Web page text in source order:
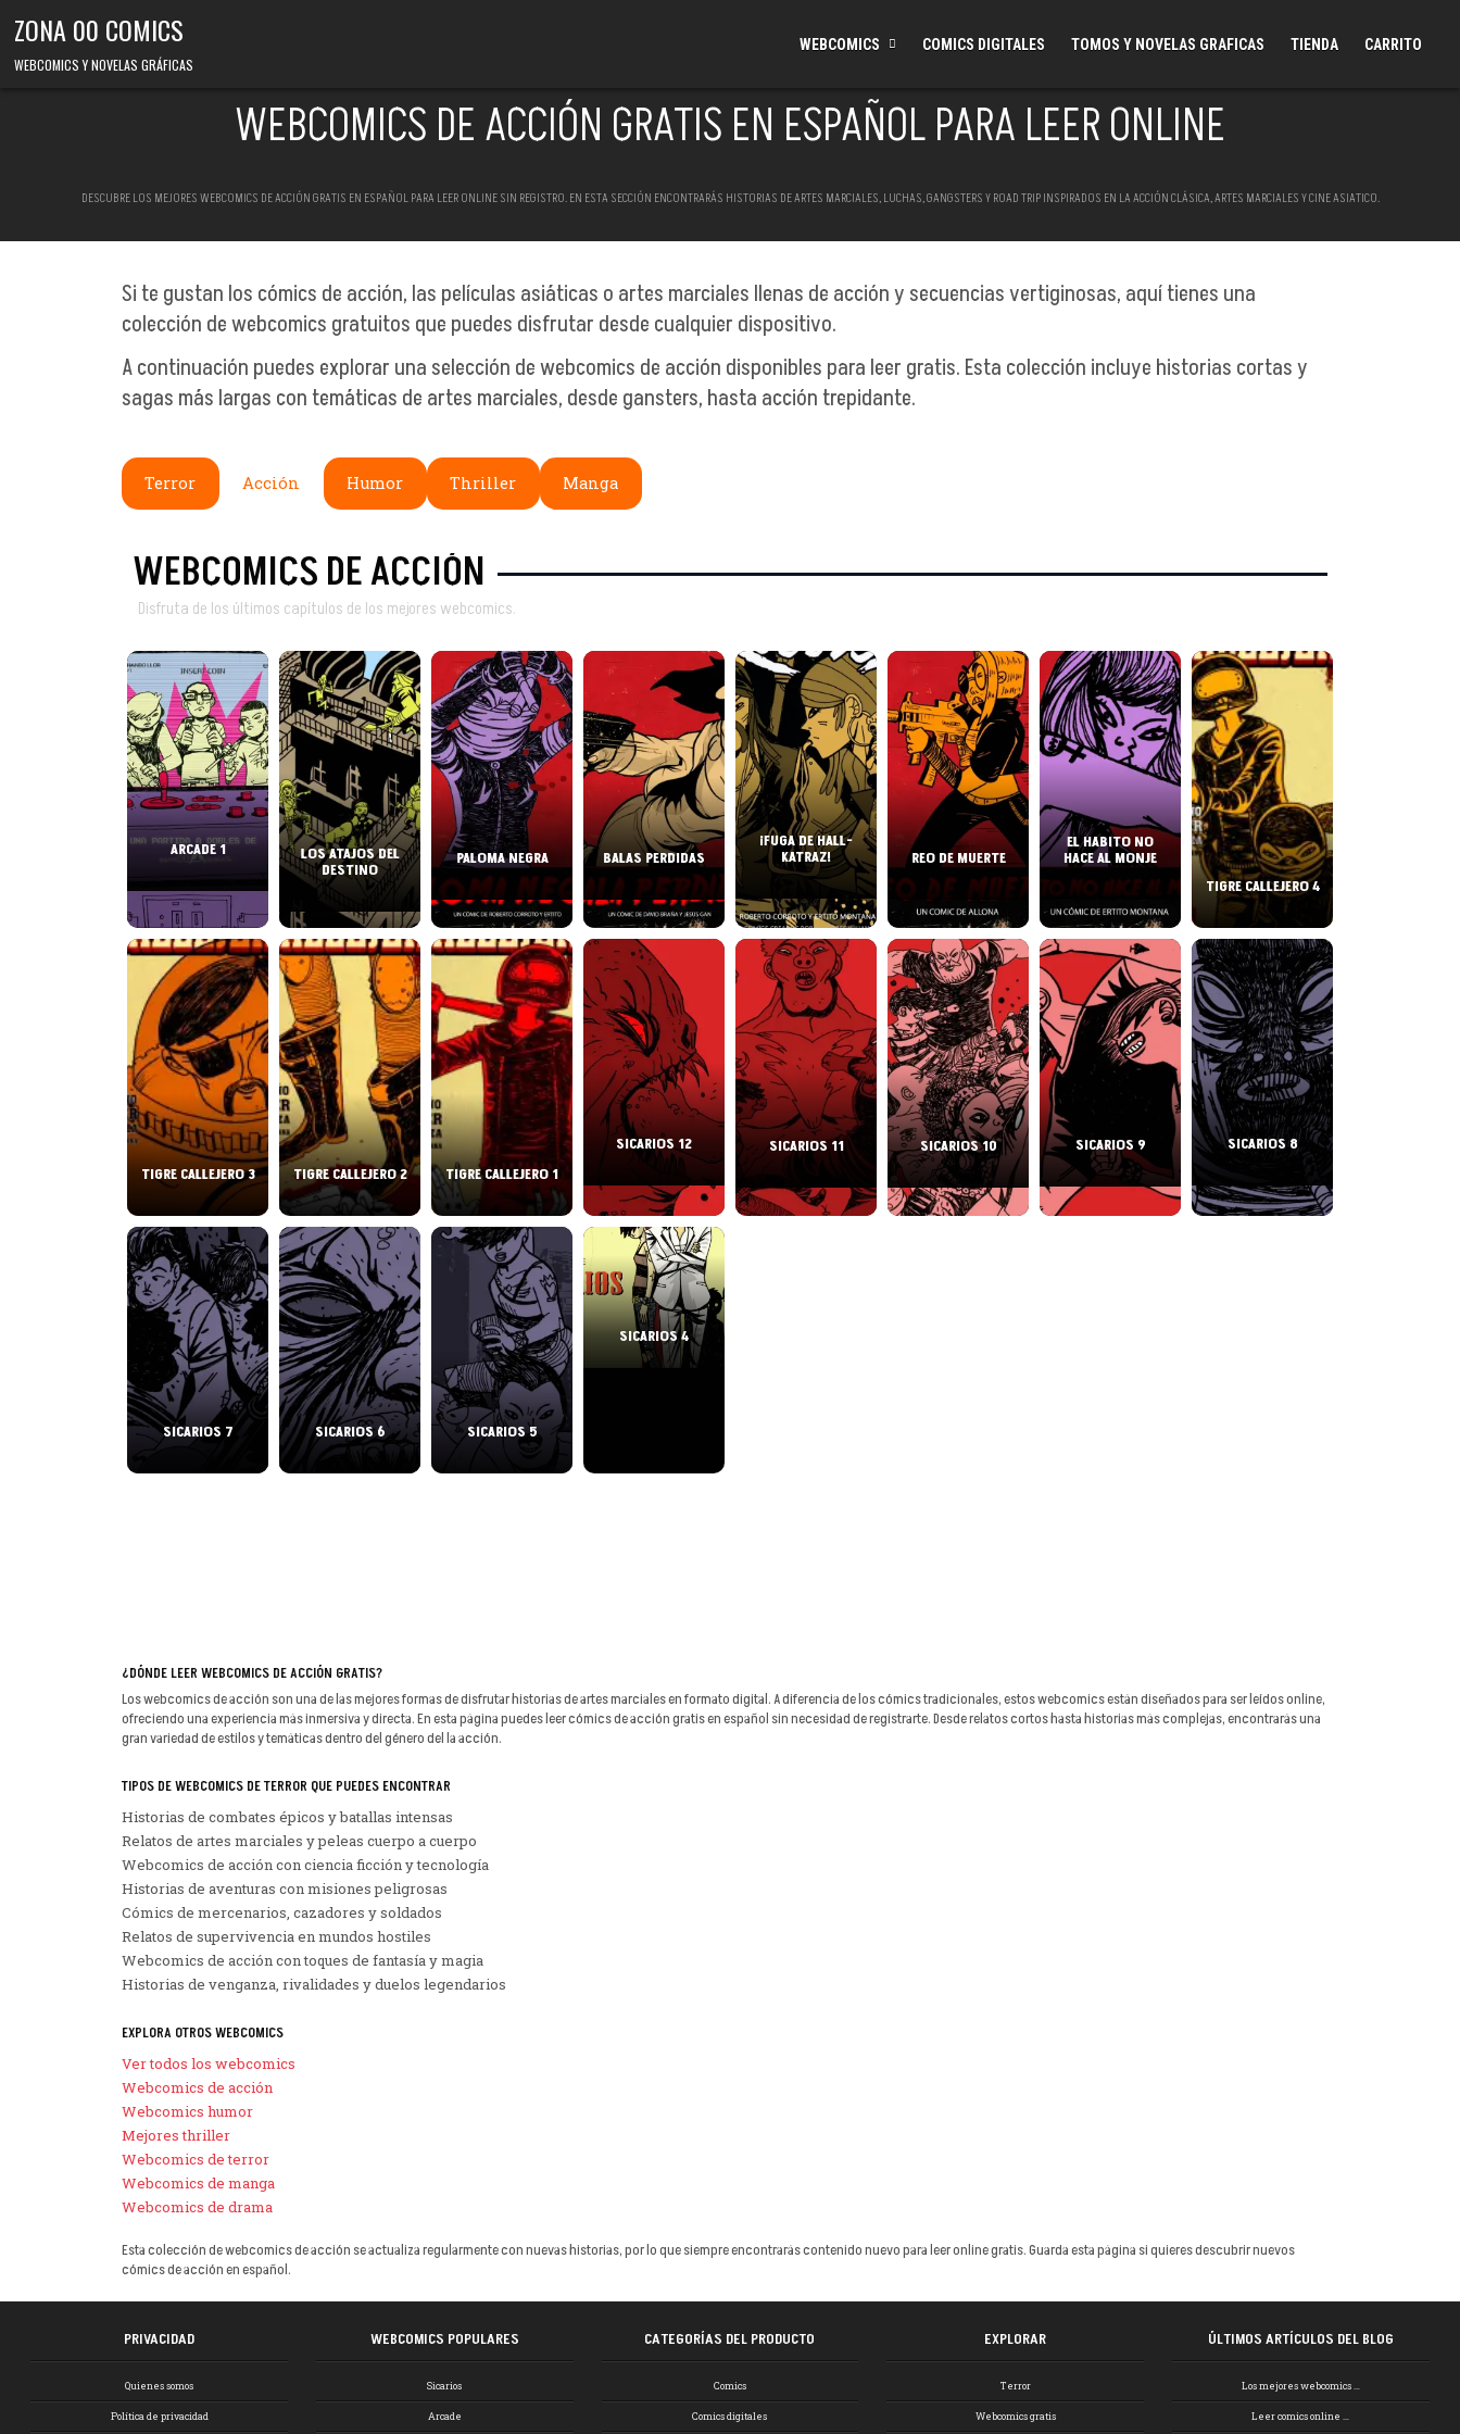
ZONA 00 COMICS
WEBCOMICS Y NOVELAS GRÁFICAS
WEBCOMICS COMICS DIGITALES TOMOS Y NOVELAS GRAFICAS TIENDA CARRITO
WEBCOMICS DE ACCIÓN GRATIS EN ESPAÑOL PARA LEER ONLINE
DESCUBRE LOS MEJORES WEBCOMICS DE ACCIÓN GRATIS EN ESPAÑOL PARA LEER ONLINE SIN REGISTRO. EN ESTA SECCIÓN ENCONTRARÁS HISTORIAS DE ARTES MARCIALES, LUCHAS, GANGSTERS Y ROAD TRIP INSPIRADOS EN LA ACCIÓN CLÁSICA, ARTES MARCIALES Y CINE ASIATICO.
Si te gustan los cómics de acción, las películas asiáticas o artes marciales llenas de acción y secuencias vertiginosas, aquí tienes una
colección de webcomics gratuitos que puedes disfrutar desde cualquier dispositivo.
A continuación puedes explorar una selección de webcomics de acción disponibles para leer gratis. Esta colección incluye historias cortas y
sagas más largas con temáticas de artes marciales, desde gansters, hasta acción trepidante.
Terror Acción Humor Thriller Manga
WEBCOMICS DE ACCIÓN
Disfruta de los últimos capítulos de los mejores webcomics.
ARCADE 1
LOS ATAJOS DEL
DESTINO
PALOMA NEGRA BALAS PERDIDAS
¡FUGA DE HALL-
KATRAZ!
REO DE MUERTE
EL HABITO NO
HACE AL MONJE
TIGRE CALLEJERO 4
TIGRE CALLEJERO 3 TIGRE CALLEJERO 2 TIGRE CALLEJERO 1
SICARIOS 12 SICARIOS 11 SICARIOS 10 SICARIOS 9 SICARIOS 8
SICARIOS 7 SICARIOS 6 SICARIOS 5
SICARIOS 4
¿DÓNDE LEER WEBCOMICS DE ACCIÓN GRATIS?
Los webcomics de acción son una de las mejores formas de disfrutar historias de artes marciales en formato digital. A diferencia de los cómics tradicionales, estos webcomics están diseñados para ser leídos online,
ofreciendo una experiencia más inmersiva y directa. En esta página puedes leer cómics de acción gratis en español sin necesidad de registrarte. Desde relatos cortos hasta historias más complejas, encontrarás una
gran variedad de estilos y temáticas dentro del género del la acción.
TIPOS DE WEBCOMICS DE TERROR QUE PUEDES ENCONTRAR
Historias de combates épicos y batallas intensas
Relatos de artes marciales y peleas cuerpo a cuerpo
Webcomics de acción con ciencia ficción y tecnología
Historias de aventuras con misiones peligrosas
Cómics de mercenarios, cazadores y soldados
Relatos de supervivencia en mundos hostiles
Webcomics de acción con toques de fantasía y magia
Historias de venganza, rivalidades y duelos legendarios
EXPLORA OTROS WEBCOMICS
Ver todos los webcomics
Webcomics de acción
Webcomics humor
Mejores thriller
Webcomics de terror
Webcomics de manga
Webcomics de drama
Esta colección de webcomics de acción se actualiza regularmente con nuevas historias, por lo que siempre encontrarás contenido nuevo para leer online gratis. Guarda esta página si quieres descubrir nuevos
cómics de acción en español.
PRIVACIDAD
Quienes somos
Política de privacidad
WEBCOMICS POPULARES
Sicarios
Arcade
CATEGORÍAS DEL PRODUCTO
Comics
Comics digitales
EXPLORAR
Terror
Webcomics gratis
ÚLTIMOS ARTÍCULOS DEL BLOG
Los mejores webcomics …
Leer comics online …